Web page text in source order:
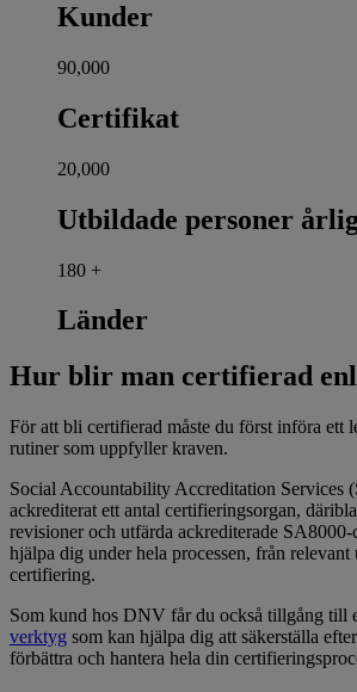
Kunder
90,000
Certifikat
20,000
Utbildade personer
180 +
Länder
Hur blir man certifierad
För att bli certifierad måste du först införa ett
rutiner som uppfyller kraven.
Social Accountability Accreditation Services
ackrediterat ett antal certifieringsorgan,
revisioner och utfärda ackrediterade
hjälpa dig under hela processen, från
certifiering.
Som kund hos DNV får du också tillgång till
verktyg som kan hjälpa dig att säkerställa
förbättra och hantera hela din